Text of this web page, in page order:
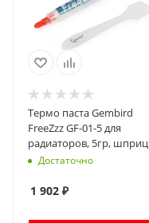
Термо паста Gembird
FreeZzz GF-01-5 для
радиаторов, 5гр, шприц
Достаточно
1 902 ₽